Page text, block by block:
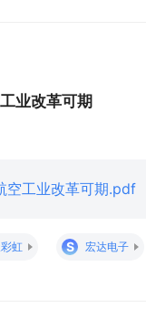
业改革可期
空工业改革可期.pdf
虹 S 宏达电子